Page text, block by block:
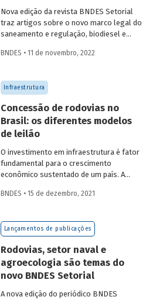
Nova edição da revista BNDES Setorial
traz artigos sobre o novo marco legal do
saneamento e regulação, biodiesel e
leasing de aeronaves no setor de
BNDES • 11 de novembro, 2022
Infraestrutura
Concessão de rodovias no
Brasil: os diferentes modelos
de leilão
O investimento em infraestrutura é fator
fundamental para o crescimento
econômico sustentado de um país. A
concessões rodoviárias começaram a ser
sem comprometer os investimentos no
setor. Saiba mais sobre os diferentes
concessões de rodovias realizadas no
país.
BNDES • 15 de dezembro, 2021
Lançamentos de publicações
Rodovias, setor naval e
agroecologia são temas do
novo BNDES Setorial
A nova edição do periódico BNDES